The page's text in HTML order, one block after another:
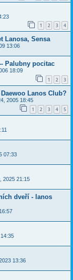
1 2 3 4
Lanosa, Sensa
13:06
Palubny pocitac
18:09
1 2 3
Lanos Club?
2005 18:45
1 2 3 4 5
07:33
2025 21:15
dveří - lanos
13:36